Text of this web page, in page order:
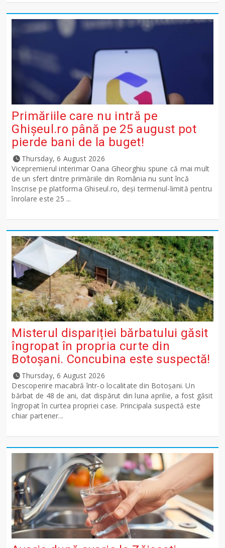
Primăriile care nu intră pe
Ghişeul.ro până pe 25 august pot
pierde bani de la buget!
Thursday, 6 August 2026
Vicepremierul interimar Oana Gheorghiu spune că mai mult
de un sfert dintre primăriile din România nu sunt încă
înscrise pe platforma Ghiseul.ro, deși termenul-limită pentru
înrolare este 25 ...
Misterul dispariției bărbatului găsit
îngropat în propria curte din
Botoșani. Concubina este suspectă!
Thursday, 6 August 2026
Descoperire macabră într-o localitate din Botoșani. Un
bărbat de 48 de ani, dat dispărut din luna aprilie, a fost găsit
îngropat în curtea propriei case. Principala suspectă este
chiar partener...